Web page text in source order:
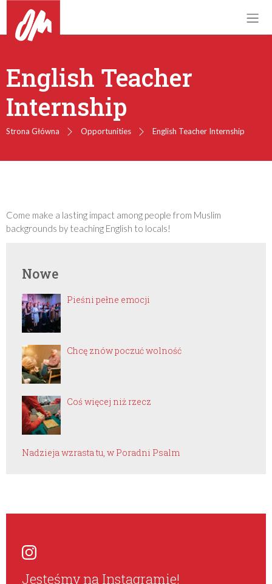
English Teacher
Internship
Strona Główna Opportunities English Teacher Internship
Come make a lasting impact among people from Muslim
backgrounds by teaching English to locals!
Nowe
Pieśni pełne emocji
Chcę znów poczuć wolność
Coś więcej niż rzecz
Nadzieja wzrasta tu, w Poradni Psalm
Jesteśmy na Instagramie!